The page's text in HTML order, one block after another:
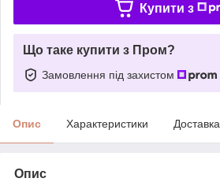
Купити з
Що таке купити з Пром?
Замовлення під захистом
Опис Характеристики Доставка
Опис